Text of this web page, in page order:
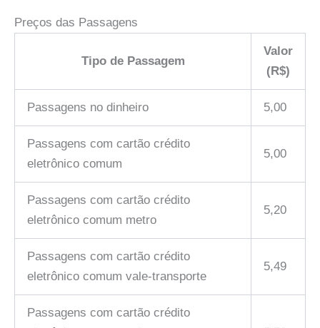
Preços das Passagens
Tipo de Passagem
Valor
(R$)
Passagens no dinheiro 5,00
Passagens com cartão crédito
eletrônico comum
5,00
Passagens com cartão crédito
eletrônico comum metro
5,20
Passagens com cartão crédito
eletrônico comum vale-transporte
5,49
Passagens com cartão crédito